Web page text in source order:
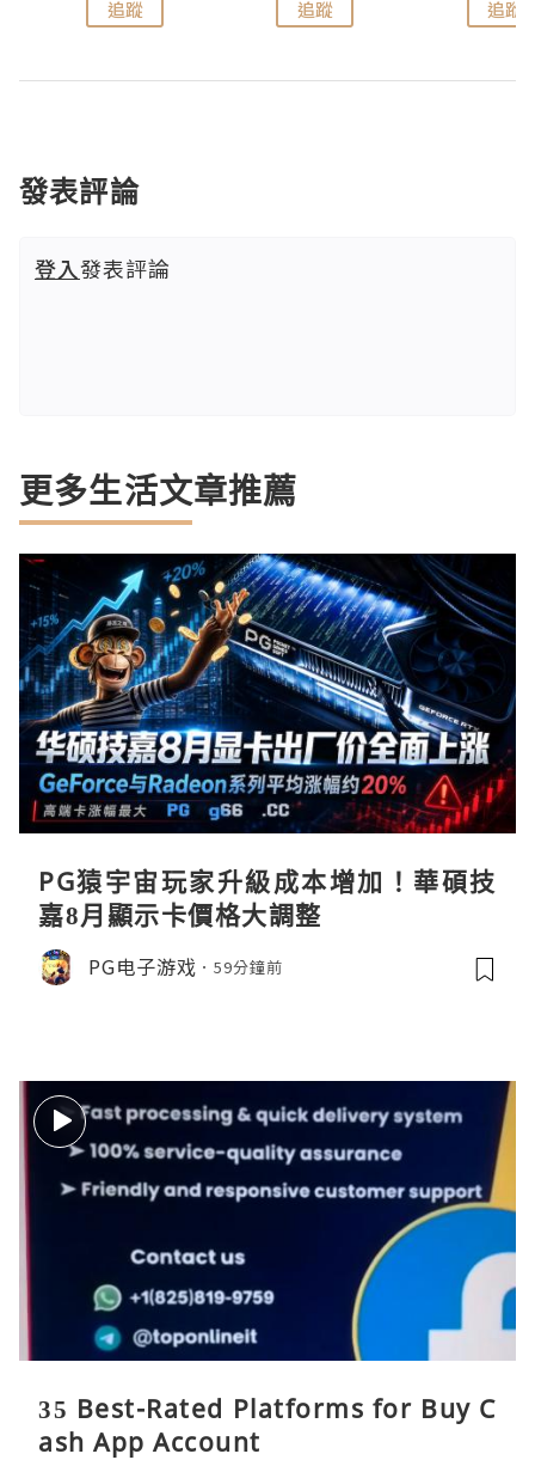
追蹤 追蹤 追蹤
發表評論
登入發表評論
更多生活文章推薦
PG猿宇宙玩家升級成本增加！華碩技
嘉8月顯示卡價格大調整
PG电子游戏 59分鐘前
35 Best-Rated Platforms for Buy C
ash App Account